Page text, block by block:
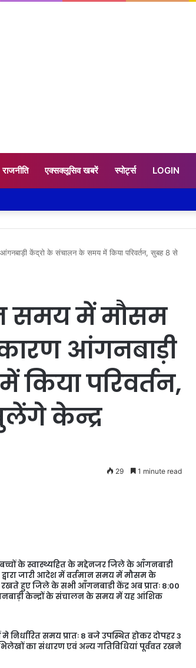
राजनीति एक्सक्लूसिव खबरें स्पोर्ट्स LOGIN
केंद्रो के संचालन के समय में किया परिवर्तन, सुबह 8 से
समय में मौसम
आंगनबाड़ी
परिवर्तन,
केन्द्र
29 1 minute read
के स्वास्थ्यहित के मद्देनजर जिले के आँगनबाडी
जारी आदेश में वर्तमान समय में मौसम के
हुए जिले के सभी आँगनबाडी केंद्र अब प्रातः 8:00
केन्द्रों के संचालन के समय में यह आंशिक
समय प्रातः 8 बजे उपस्थित होकर दोपहर 3
का संधारण एवं अन्य गतिविधियां पूर्ववत रखने